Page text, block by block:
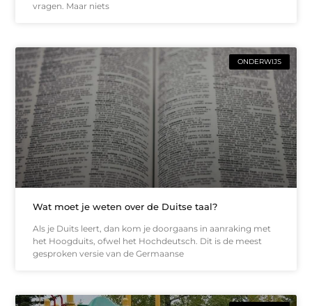
vragen. Maar niets
ONDERWIJS
Wat moet je weten over de Duitse taal?
Als je Duits leert, dan kom je doorgaans in aanraking met
het Hoogduits, ofwel het Hochdeutsch. Dit is de meest
gesproken versie van de Germaanse